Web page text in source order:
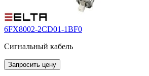
6FX8002-2CD01-1BF0
Сигнальный кабель
Запросить цену